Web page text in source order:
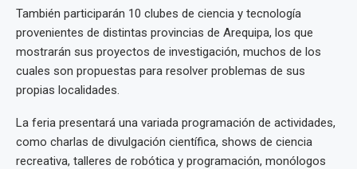
También participarán 10 clubes de ciencia y tecnología
provenientes de distintas provincias de Arequipa, los que
mostrarán sus proyectos de investigación, muchos de los
cuales son propuestas para resolver problemas de sus
propias localidades.
La feria presentará una variada programación de actividades,
como charlas de divulgación científica, shows de ciencia
recreativa, talleres de robótica y programación, monólogos